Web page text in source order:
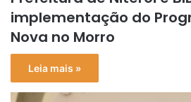
implementação do
Nova no Morro
Leia mais »